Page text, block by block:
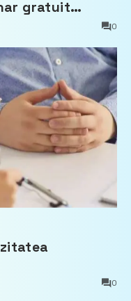
gratuit
pe bunurile
0
0